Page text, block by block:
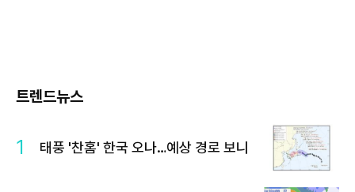
트렌드뉴스
1 태풍 '찬홈' 한국 오나…예상 경로 보니